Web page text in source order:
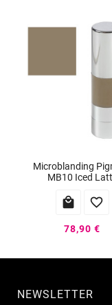
Microblanding
MB10 Iced
 
78,90 €
NEWSLETTER